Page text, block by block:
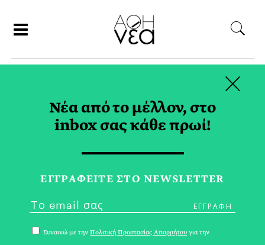
ΡΩΣΙΑ TAG
Νέα από το μέλλον, στο
inbox σας κάθε πρωί!
ΕΓΓPΑΦΕΙΤΕ ΣΤΟ NEWSLETTER
Συναινώ με την Πολιτική Προστασίας Απορρήτου για την
×